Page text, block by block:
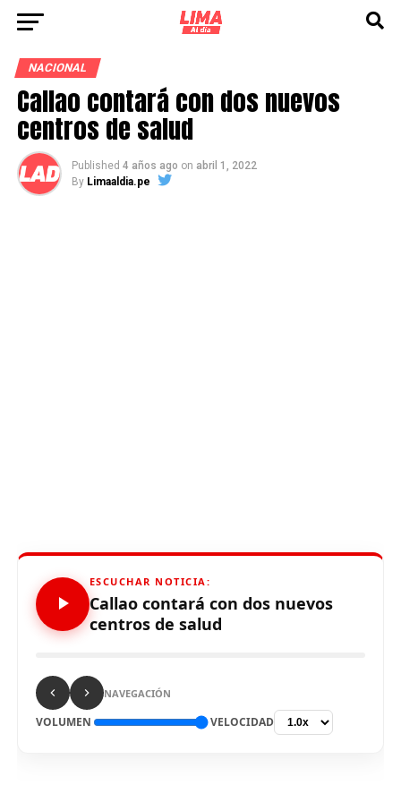
NACIONAL
Callao contará con dos nuevos
centros de salud
Published 4 años ago on abril 1, 2022
By Limaaldia.pe
ESCUCHAR NOTICIA:
Callao contará con dos nuevos
centros de salud
NAVEGACIÓN
VOLUMEN VELOCIDAD